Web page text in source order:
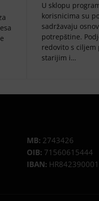
U sklopu
korisnicima su
sadržavaju
potrepštine.
redovito s
starijim i…
MB: 2743426
OIB: 71560615444
IBAN: